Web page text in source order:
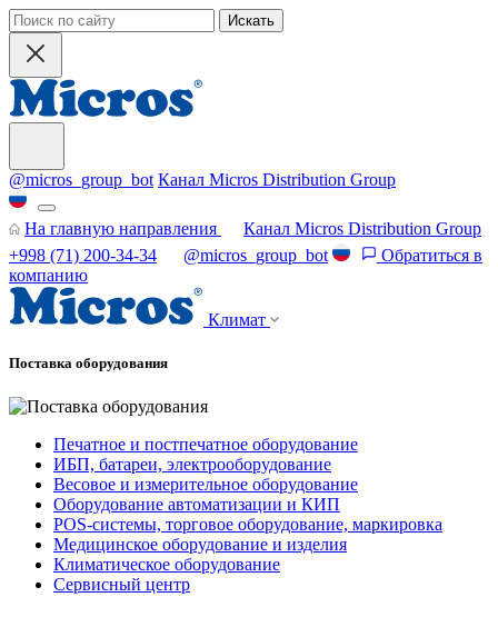
Искать
@micros_group_bot Канал Micros Distribution Group
На главную направления
Канал Micros Distribution Group
+998 (71) 200-34-34
@micros_group_bot
Обратиться в
компанию
Климат
Поставка оборудования
Печатное и постпечатное оборудование
ИБП, батареи, электрооборудование
Весовое и измерительное оборудование
Оборудование автоматизации и КИП
POS-системы, торговое оборудование, маркировка
Медицинское оборудование и изделия
Климатическое оборудование
Сервисный центр